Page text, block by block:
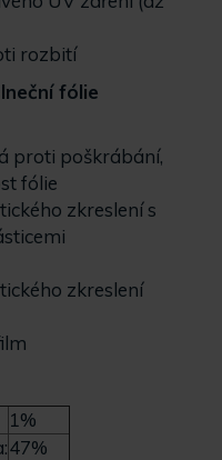
rozbití
fólie
proti poškrábání,
fólie
zkreslení s
zkreslení
1%
47%